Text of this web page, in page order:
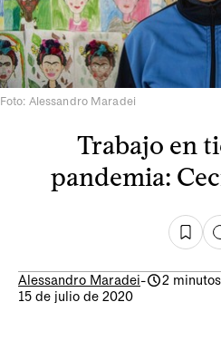
Foto: Alessandro Maradei
Trabajo en
pandemia:
Alessandro Maradei-
2
15 de julio de 2020